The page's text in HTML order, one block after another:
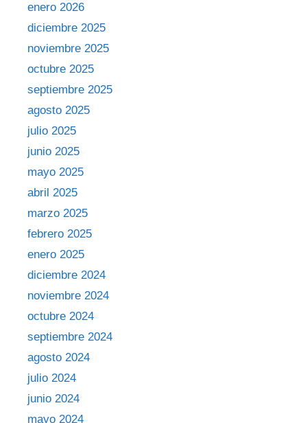
enero 2026
diciembre 2025
noviembre 2025
octubre 2025
septiembre 2025
agosto 2025
julio 2025
junio 2025
mayo 2025
abril 2025
marzo 2025
febrero 2025
enero 2025
diciembre 2024
noviembre 2024
octubre 2024
septiembre 2024
agosto 2024
julio 2024
junio 2024
mayo 2024